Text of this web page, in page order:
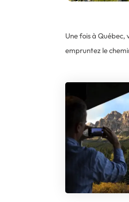
Une fois à
empruntez le